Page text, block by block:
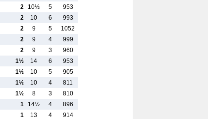
2 10½ 5
953
2 10 6
993
2 9 5
1052
2 9 4
999
2 9 3
960
1½ 14 6
953
1½ 10 5
905
1½ 10 4
811
1½ 8 3
810
1 14½ 4
896
1 13 4
914